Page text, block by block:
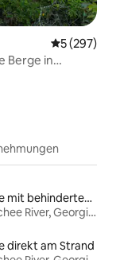
5 (297)
Berge in
Unterkünfte mit behindertengerechtem Bett
Chattahoochee River, Georgia Bank
direkt am Strand